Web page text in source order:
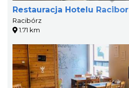
Restauracja Hotelu Racibor
Racibórz
1.71 km